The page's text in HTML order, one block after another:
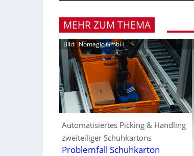
MEHR ZUM THEMA
Bild: .Nomagic GmbH
Automatisiertes Picking & Handling
zweiteiliger Schuhkartons
Problemfall Schuhkarton